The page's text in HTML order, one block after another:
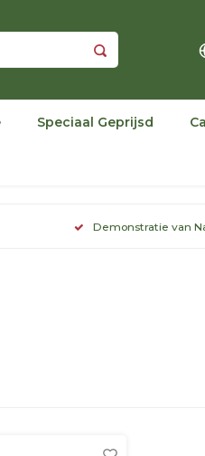
Speciaal Geprijsd
Demonstratie van